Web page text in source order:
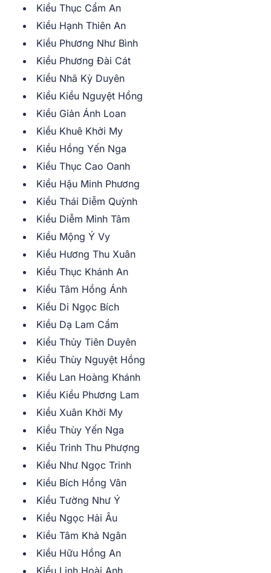
Kiều Thục Cẩm An
Kiều Hạnh Thiên An
Kiều Phương Như Bình
Kiều Phương Đài Cát
Kiều Nhã Kỳ Duyên
Kiều Kiều Nguyệt Hồng
Kiều Giản Ánh Loan
Kiều Khuê Khởi My
Kiều Hồng Yến Nga
Kiều Thục Cao Oanh
Kiều Hậu Minh Phương
Kiều Thái Diễm Quỳnh
Kiều Diễm Minh Tâm
Kiều Mộng Ý Vy
Kiều Hương Thu Xuân
Kiều Thục Khánh An
Kiều Tâm Hồng Ánh
Kiều Di Ngọc Bích
Kiều Dạ Lam Cẩm
Kiều Thủy Tiên Duyên
Kiều Thùy Nguyệt Hồng
Kiều Lan Hoàng Khánh
Kiều Kiều Phương Lam
Kiều Xuân Khởi My
Kiều Thùy Yến Nga
Kiều Trinh Thu Phượng
Kiều Như Ngọc Trinh
Kiều Bích Hồng Vân
Kiều Tường Như Ý
Kiều Ngọc Hải Âu
Kiều Tâm Khả Ngân
Kiều Hữu Hồng An
Kiều Linh Hoài Anh